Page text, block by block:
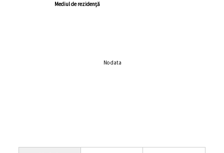
Mediul de rezidență
No data